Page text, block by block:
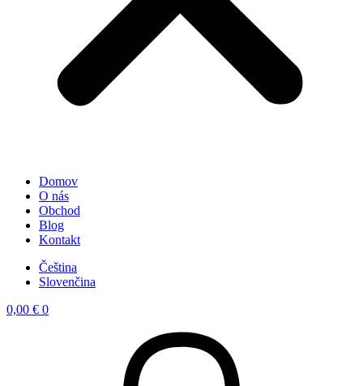
Domov
O nás
Obchod
Blog
Kontakt
Čeština
Slovenčina
0,00 € 0